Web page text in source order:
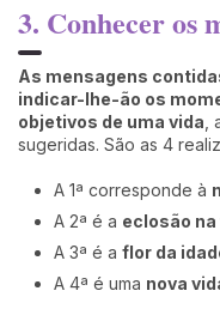
3. Conhecer os
As mensagens
indicar-lhe-ão os
objetivos de uma vida
sugeridas. São as 4
A 1ª corresponde à
A 2ª é a eclosão
A 3ª é a flor da
A 4ª é uma nova